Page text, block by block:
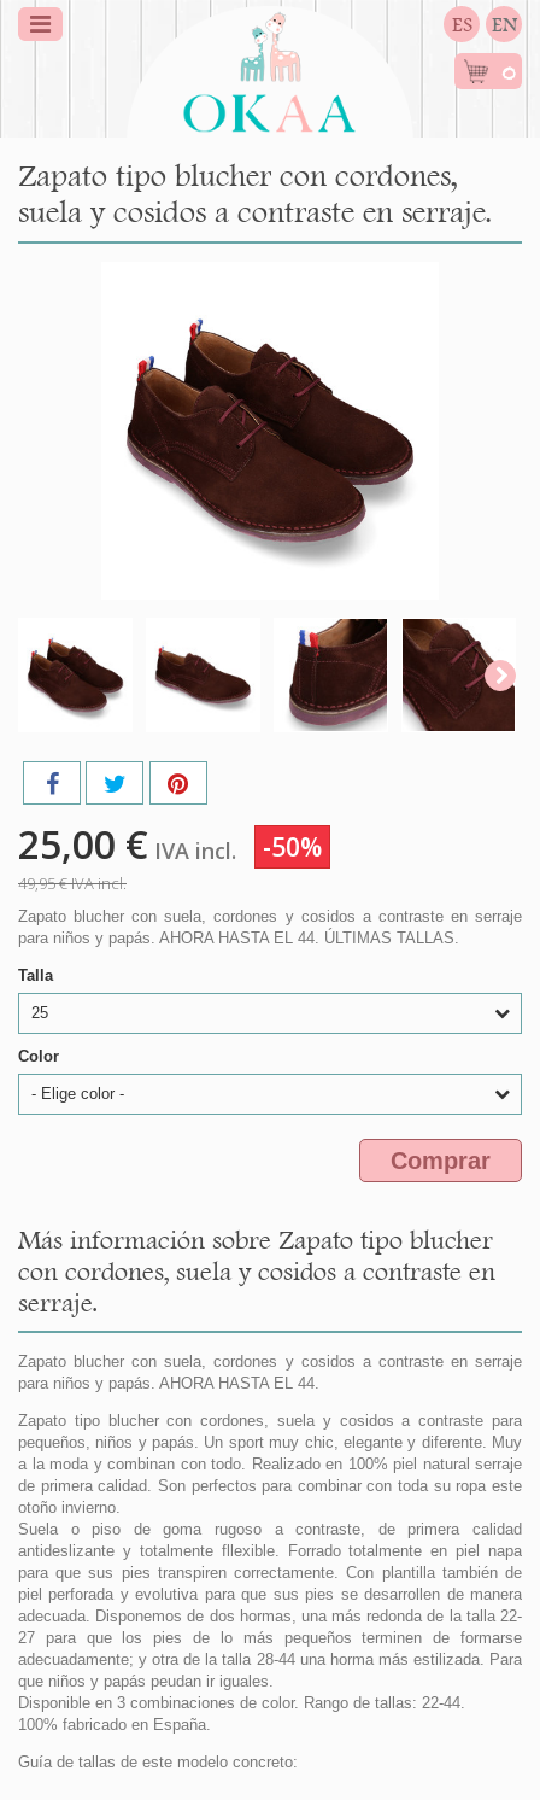
ES EN
0
Zapato tipo blucher con cordones,
suela y cosidos a contraste en serraje.
25,00 € IVA incl. -50%
49,95 €IVA incl.
Zapato blucher con suela, cordones y cosidos a contraste en serraje
para niños y papás. AHORA HASTA EL 44. ÚLTIMAS TALLAS.
Talla
25
Color
- Elige color -
Comprar
Más información sobre Zapato tipo blucher
con cordones, suela y cosidos a contraste en
serraje.
Zapato blucher con suela, cordones y cosidos a contraste en serraje
para niños y papás. AHORA HASTA EL 44.
Zapato tipo blucher con cordones, suela y cosidos a contraste para
pequeños, niños y papás. Un sport muy chic, elegante y diferente. Muy
a la moda y combinan con todo. Realizado en 100% piel natural serraje
de primera calidad. Son perfectos para combinar con toda su ropa este
otoño invierno.
Suela o piso de goma rugoso a contraste, de primera calidad
antideslizante y totalmente fllexible. Forrado totalmente en piel napa
para que sus pies transpiren correctamente. Con plantilla también de
piel perforada y evolutiva para que sus pies se desarrollen de manera
adecuada. Disponemos de dos hormas, una más redonda de la talla 22-
27 para que los pies de lo más pequeños terminen de formarse
adecuadamente; y otra de la talla 28-44 una horma más estilizada. Para
que niños y papás peudan ir iguales.
Disponible en 3 combinaciones de color. Rango de tallas: 22-44.
100% fabricado en España.
Guía de tallas de este modelo concreto: